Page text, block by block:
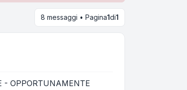
8 messaggi • Pagina1di1
- OPPORTUNAMENTE